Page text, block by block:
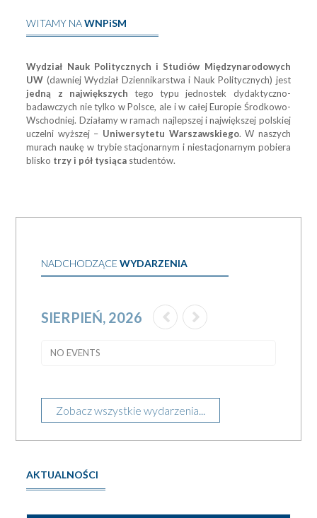
WITAMY NAWNPiSM
Wydział Nauk Politycznych i Studiów Międzynarodowych
UW (dawniej Wydział Dziennikarstwa i Nauk Politycznych) jest
jedną z największych tego typu jednostek dydaktyczno-
badawczych nie tylko w Polsce, ale i w całej Europie Środkowo-
Wschodniej. Działamy w ramach najlepszej i największej polskiej
uczelni wyższej – Uniwersytetu Warszawskiego. W naszych
murach naukę w trybie stacjonarnym i niestacjonarnym pobiera
blisko trzy i pół tysiąca studentów.
NADCHODZĄCEWYDARZENIA
SIERPIEŃ, 2026
NO EVENTS
Zobacz wszystkie wydarzenia...
AKTUALNOŚCI